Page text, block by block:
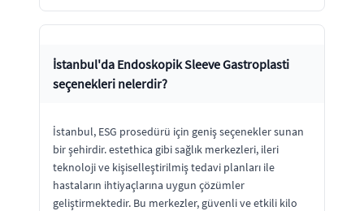
İstanbul'da Endoskopik Sleeve Gastroplasti
seçenekleri nelerdir?
İstanbul, ESG prosedürü için geniş seçenekler sunan
bir şehirdir. estethica gibi sağlık merkezleri, ileri
teknoloji ve kişiselleştirilmiş tedavi planları ile
hastaların ihtiyaçlarına uygun çözümler
geliştirmektedir. Bu merkezler, güvenli ve etkili kilo